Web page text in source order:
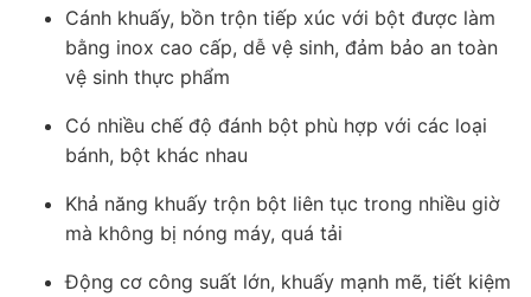
Cánh khuấy, bồn trộn tiếp xúc với bột được làm
bằng inox cao cấp, dễ vệ sinh, đảm bảo an toàn
vệ sinh thực phẩm
Có nhiều chế độ đánh bột phù hợp với các loại
bánh, bột khác nhau
Khả năng khuấy trộn bột liên tục trong nhiều giờ
mà không bị nóng máy, quá tải
Động cơ công suất lớn, khuấy mạnh mẽ, tiết kiệm